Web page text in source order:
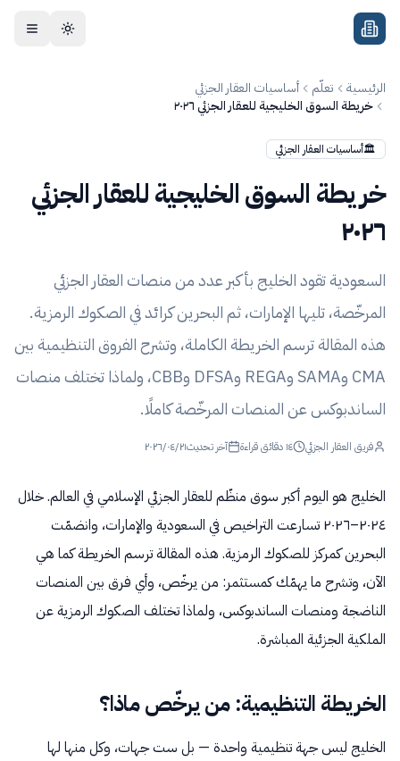
تجاوز إلى المحتوى
الرئيسية تعلّم
أساسيات العقار الجزئي
خريطة السوق الخليجية للعقار الجزئي ٢٠٢٦
🏛️أساسيات العقار الجزئي
خريطة السوق الخليجية للعقار الجزئي
٢٠٢٦
السعودية تقود الخليج بأكبر عدد من منصات العقار الجزئي
المرخّصة، تليها الإمارات، ثم البحرين كرائد في الصكوك الرمزية.
هذه المقالة ترسم الخريطة الكاملة، وتشرح الفروق التنظيمية بين
CMA وSAMA وREGA وDFSA وCBB، ولماذا تختلف منصات
الساندبوكس عن المنصات المرخّصة كاملًا.
فريق العقار الجزئي ١٤ دقائق قراءة آخر تحديث٢٠٢٦/٠٤/٢١
الخليج هو اليوم أكبر سوق منظّم للعقار الجزئي الإسلامي في العالم. خلال
٢٠٢٤–٢٠٢٦ تسارعت التراخيص في السعودية والإمارات، وانضمّت
البحرين كمركز للصكوك الرمزية. هذه المقالة ترسم الخريطة كما هي
الآن، وتشرح ما يهمّك كمستثمر: من يرخّص، وأي فرق بين المنصات
الناضجة ومنصات الساندبوكس، ولماذا تختلف الصكوك الرمزية عن
الملكية الجزئية المباشرة.
الخريطة التنظيمية: من يرخّص ماذا؟
الخليج ليس جهة تنظيمية واحدة — بل ست جهات، وكل منها لها